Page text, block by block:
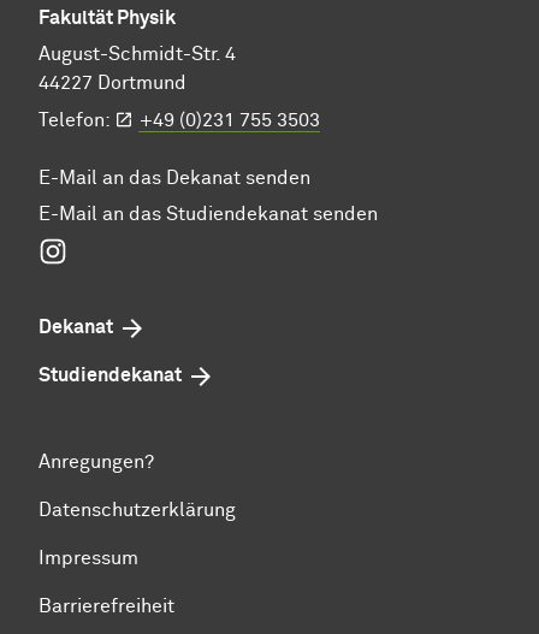
Fakultät Physik
August-Schmidt-Str. 4
44227 Dortmund
Telefon:
+49 (0)231 755 3503
E-Mail an das Dekanat senden
E-Mail an das Studiendekanat senden
Dekanat
Studiendekanat
Anregungen?
Datenschutzerklärung
Impressum
Barrierefreiheit